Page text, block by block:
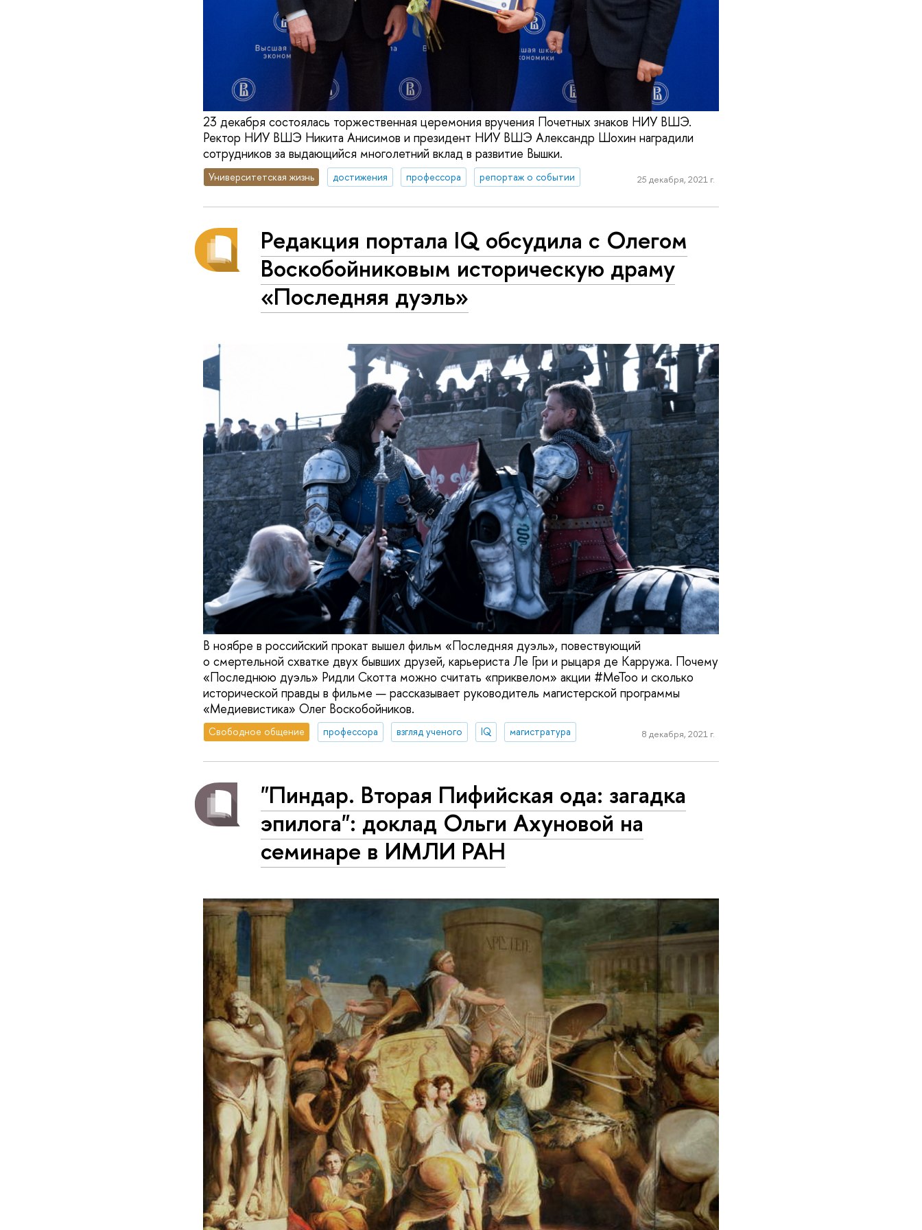
23 декабря состоялась торжественная церемония вручения Почетных знаков НИУ ВШЭ.
Ректор НИУ ВШЭ Никита Анисимов и президент НИУ ВШЭ Александр Шохин наградили
сотрудников за выдающийся многолетний вклад в развитие Вышки.
Университетская жизнь достижения профессора репортаж о событии 25 декабря, 2021 г.
Редакция портала IQ обсудила с Олегом
Воскобойниковым историческую драму
«Последняя дуэль»
В ноябре в российский прокат вышел фильм «Последняя дуэль», повествующий
о смертельной схватке двух бывших друзей, карьериста Ле Гри и рыцаря де Карружа. Почему
«Последнюю дуэль» Ридли Скотта можно считать «приквелом» акции #MeToo и сколько
исторической правды в фильме — рассказывает руководитель магистерской программы
«Медиевистика» Олег Воскобойников.
Свободное общение профессора взгляд ученого IQ магистратура 8 декабря, 2021 г.
"Пиндар. Вторая Пифийская ода: загадка
эпилога": доклад Ольги Ахуновой на
семинаре в ИМЛИ РАН